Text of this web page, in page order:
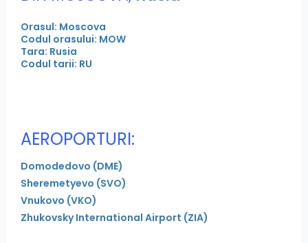
Orasul: Moscova
Codul orasului: MOW
Tara: Rusia
Codul tarii: RU
AEROPORTURI:
Domodedovo (DME)
Sheremetyevo (SVO)
Vnukovo (VKO)
Zhukovsky International Airport (ZIA)